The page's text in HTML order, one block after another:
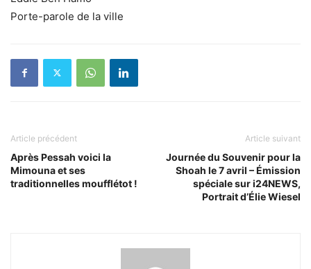
Porte-parole de la ville
Article précédent
Après Pessah voici la
Mimouna et ses
traditionnelles moufflétot !
Article suivant
Journée du Souvenir pour la
Shoah le 7 avril – Émission
spéciale sur i24NEWS,
Portrait d’Élie Wiesel